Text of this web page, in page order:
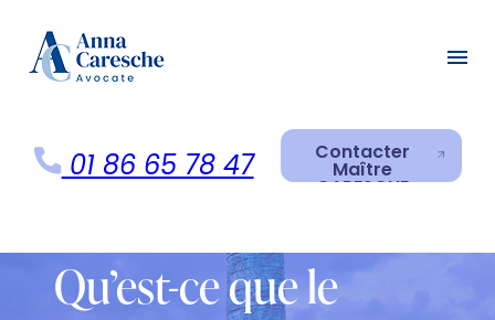
menu
01 86 65 78 47 Contacter
Maître
CARESCHE
Contacter
Qu’est-ce que le